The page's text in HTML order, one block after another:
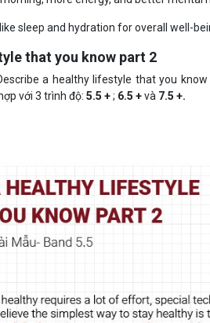
sleep and hydration for overall well-
that you know part 2
a healthy lifestyle that you know
với 3 trình độ:5.5 +; 6.5 +và 7.5 +.